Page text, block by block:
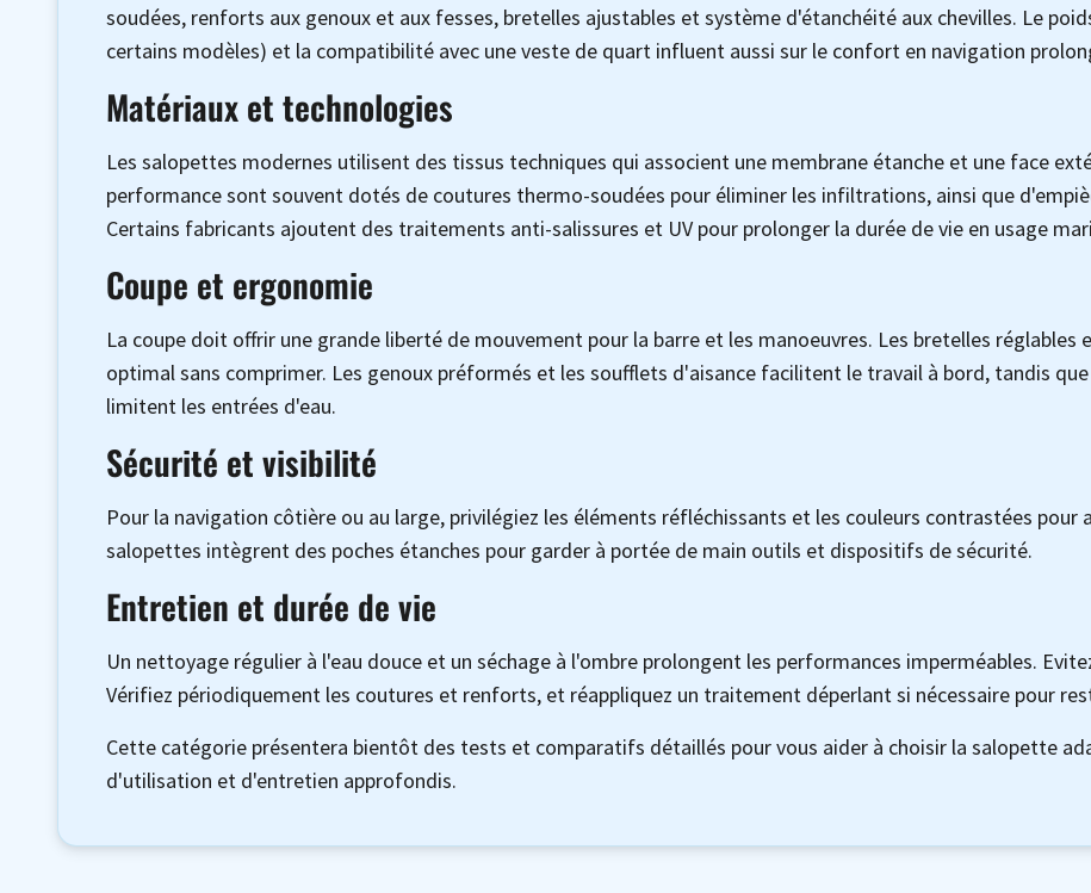
soudées, renforts aux genoux et aux fesses, bretelles ajustables et système d'étanchéité aux chevilles. Le
certains modèles) et la compatibilité avec une veste de quart influent aussi sur le confort en navigation
Matériaux et technologies
Les salopettes modernes utilisent des tissus techniques qui associent une membrane étanche et une face
performance sont souvent dotés de coutures thermo-soudées pour éliminer les infiltrations, ainsi que
Certains fabricants ajoutent des traitements anti-salissures et UV pour prolonger la durée de vie en usage
Coupe et ergonomie
La coupe doit offrir une grande liberté de mouvement pour la barre et les manoeuvres. Les bretelles
optimal sans comprimer. Les genoux préformés et les soufflets d'aisance facilitent le travail à bord, tandis
limitent les entrées d'eau.
Sécurité et visibilité
Pour la navigation côtière ou au large, privilégiez les éléments réfléchissants et les couleurs contrastées pour
salopettes intègrent des poches étanches pour garder à portée de main outils et dispositifs de sécurité.
Entretien et durée de vie
Un nettoyage régulier à l'eau douce et un séchage à l'ombre prolongent les performances imperméables.
Vérifiez périodiquement les coutures et renforts, et réappliquez un traitement déperlant si nécessaire pour
Cette catégorie présentera bientôt des tests et comparatifs détaillés pour vous aider à choisir la salopette
d'utilisation et d'entretien approfondis.